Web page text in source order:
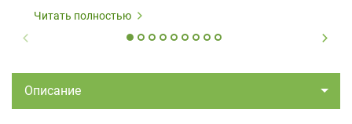
Читать полностью
Описание